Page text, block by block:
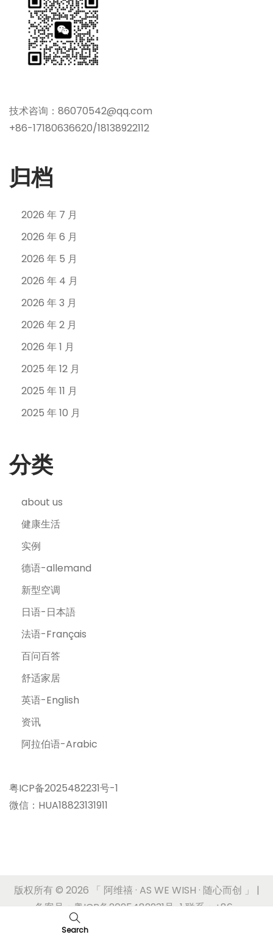
技术咨询：86070542@qq.com
+86-17180636620/18138922112
归档
2026 年 7 月
2026 年 6 月
2026 年 5 月
2026 年 4 月
2026 年 3 月
2026 年 2 月
2026 年 1 月
2025 年 12 月
2025 年 11 月
2025 年 10 月
分类
about us
健康生活
实例
德语-allemand
新型空调
日语-日本語
法语-Français
百问百答
舒适家居
英语-English
资讯
阿拉伯语-Arabic
粤ICP备2025482231号-1
微信：HUA18823131911
Search
版权所有 © 2026 「 阿维禧 · AS WE WISH · 随心而创 」
|
备案号：粤ICP备2025482231号-1 联系：+86-